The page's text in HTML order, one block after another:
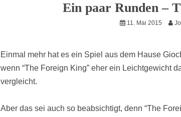
Ein paar Runden –
11. Mai 2015
Einmal mehr hat es ein Spiel aus dem Hause
wenn “The Foreign King” eher ein Leichtgewicht
vergleicht.
Aber das sei auch so beabsichtigt, denn “The